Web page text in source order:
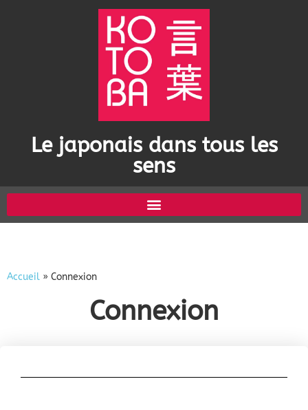
Le japonais dans tous les
sens
Accueil » Connexion
Connexion